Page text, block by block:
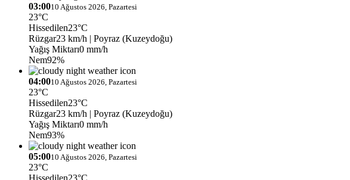
03:0010 Ağustos 2026, Pazartesi
23°C
Hissedilen23°C
Rüzgar23 km/h | Poyraz (Kuzeydoğu)
Yağış Miktarı0 mm/h
Nem92%
04:0010 Ağustos 2026, Pazartesi
23°C
Hissedilen23°C
Rüzgar23 km/h | Poyraz (Kuzeydoğu)
Yağış Miktarı0 mm/h
Nem93%
05:0010 Ağustos 2026, Pazartesi
23°C
Hissedilen23°C